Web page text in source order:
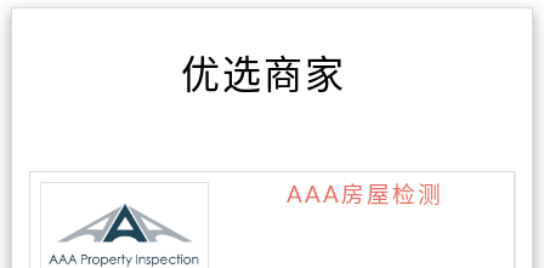
优选商家
AAA房屋检测